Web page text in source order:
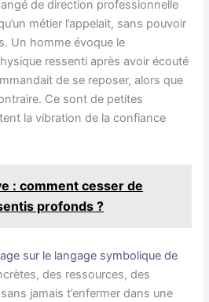
de direction professionnelle
métier l’appelait, sans pouvoir
Un homme évoque le
ressenti après avoir écouté
de se reposer, alors que
Ce sont de petites
la vibration de la confiance
: comment cesser de
profonds ?
sur le langage symbolique de
des ressources, des
jamais t’enfermer dans une